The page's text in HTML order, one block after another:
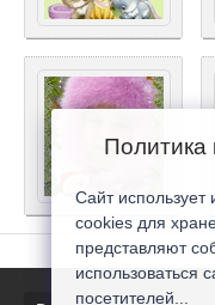
Политика
Сайт
cookies для
представляют
использоваться
посетителей...